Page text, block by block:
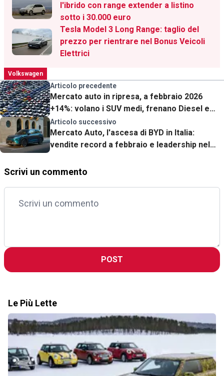
l'ibrido con range extender a listino
sotto i 30.000 euro
Tesla Model 3 Long Range: taglio del
prezzo per rientrare nel Bonus Veicoli
Elettrici
Volkswagen
Articolo precedente
Mercato auto in ripresa, a febbraio 2026
+14%: volano i SUV medi, frenano Diesel e
benzina
Articolo successivo
Mercato Auto, l'ascesa di BYD in Italia:
vendite record a febbraio e leadership nel
Scrivi un commento
POST
Le Più Lette